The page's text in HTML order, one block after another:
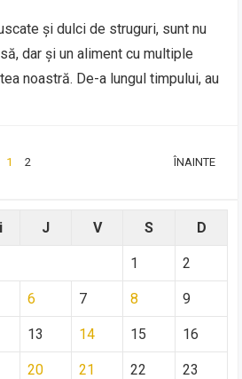
și dulci de struguri, sunt nu
dar și un aliment cu multiple
noastră. De-a lungul timpului, au
1 2 ÎNAINTE
J V S D
1 2
6 7 8 9
13 14 15 16
20 21 22 23